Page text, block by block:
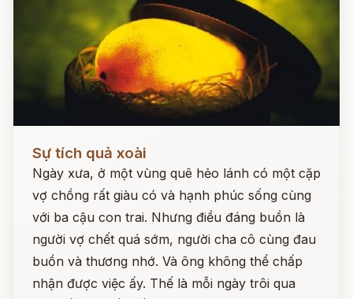
Sự tích quả xoài
Ngày xưa, ở một vùng quê hẻo lánh có một cặp
vợ chồng rất giàu có và hạnh phúc sống cùng
với ba cậu con trai. Nhưng điều đáng buồn là
người vợ chết quá sớm, người cha cô cùng đau
buồn và thương nhớ. Và ông không thể chấp
nhận được việc ấy. Thế là mỗi ngày trôi qua